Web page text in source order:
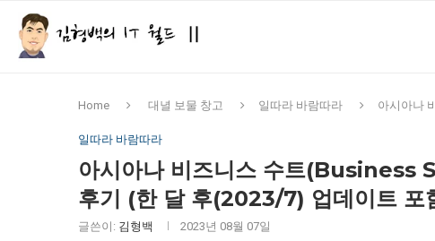
Home 대녈 보물 창고 일따라 바람따라 아시아나
일따라 바람따라
아시아나 비즈니스 수트(Business
후기 (한 달 후(2023/7) 업데이트 포
글쓴이: 김형백 2023년 08월 07일